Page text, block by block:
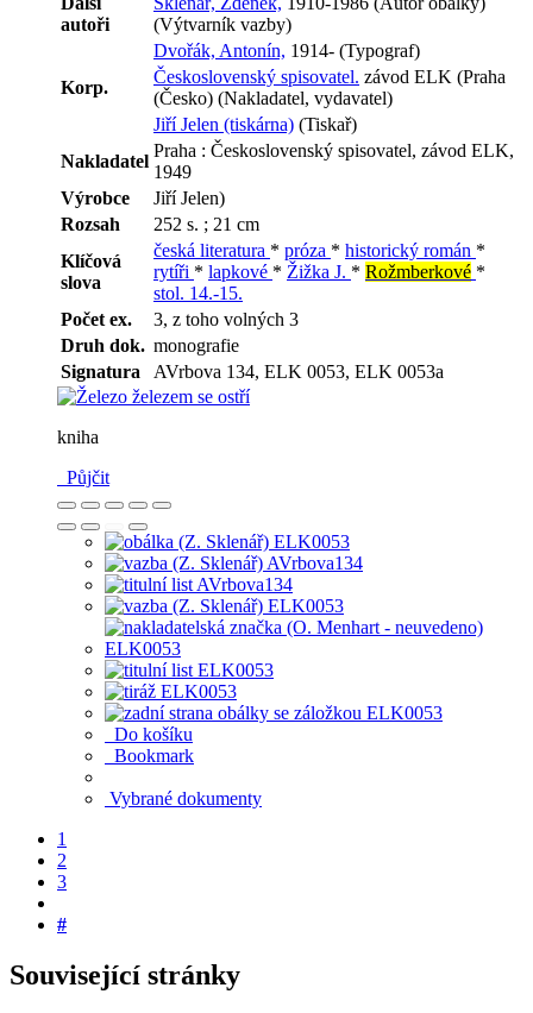
autoři
(Výtvarník vazby)
Dvořák, Antonín, 1914- (Typograf)
Korp.
Československý spisovatel. závod ELK (Praha
(Česko) (Nakladatel, vydavatel)
Jiří Jelen (tiskárna) (Tiskař)
Nakladatel
Praha : Československý spisovatel, závod ELK,
1949
Výrobce
Jiří Jelen)
Rozsah
252 s. ; 21 cm
Klíčová
slova
česká literatura * próza * historický román *
rytíři * lapkové * Žižka J. * Rožmberkové *
stol. 14.-15.
Počet ex.
3, z toho volných 3
Druh dok. monografie
Signatura
AVrbova 134, ELK 0053, ELK 0053a
kniha
Půjčit
Do košíku
Bookmark
Vybrané dokumenty
1
2
3
#
Související stránky